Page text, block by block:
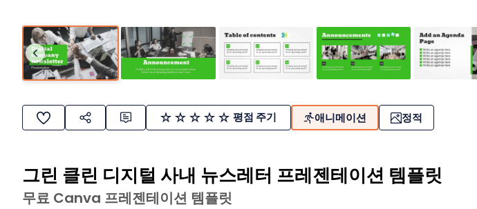
평점 주기 애니메이션 정적
그린 클린 디지털 사내 뉴스레터 프레젠테이션 템플릿
무료 Canva 프레젠테이션 템플릿